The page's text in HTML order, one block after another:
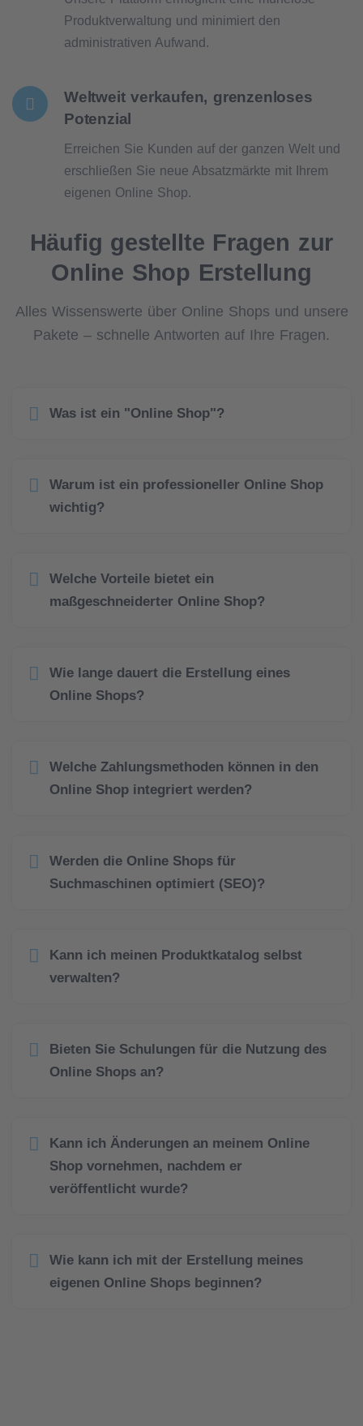
Produktverwaltung und minimiert den
administrativen Aufwand.
Weltweit verkaufen, grenzenloses
Potenzial
Erreichen Sie Kunden auf der ganzen Welt und
erschließen Sie neue Absatzmärkte mit Ihrem
eigenen Online Shop.
Häufig gestellte Fragen zur
Online Shop Erstellung
Alles Wissenswerte über Online Shops und unsere
Pakete – schnelle Antworten auf Ihre Fragen.
Was ist ein "Online Shop"?
Warum ist ein professioneller Online Shop
wichtig?
Welche Vorteile bietet ein
maßgeschneiderter Online Shop?
Wie lange dauert die Erstellung eines
Online Shops?
Welche Zahlungsmethoden können in den
Online Shop integriert werden?
Werden die Online Shops für
Suchmaschinen optimiert (SEO)?
Kann ich meinen Produktkatalog selbst
verwalten?
Bieten Sie Schulungen für die Nutzung des
Online Shops an?
Kann ich Änderungen an meinem Online
Shop vornehmen, nachdem er
veröffentlicht wurde?
Wie kann ich mit der Erstellung meines
eigenen Online Shops beginnen?